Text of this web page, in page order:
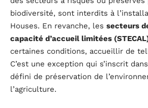
biodiversité, sont interdits à
Houses. En revanche, les secteurs
capacité d’accueil limitées
certaines conditions, accueillir de
C’est une exception qui s’inscrit
défini de préservation de
l’agriculture.